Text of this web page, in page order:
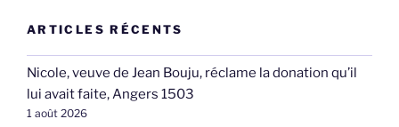
ARTICLES RÉCENTS
Nicole, veuve de Jean Bouju, réclame la donation qu’il
lui avait faite, Angers 1503
1 août 2026